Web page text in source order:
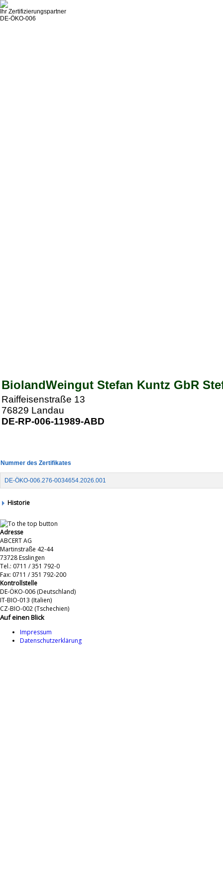
Ihr Zertifizierungspartner
DE-ÖKO-006
BiolandWeingut Stefan Kuntz GbR
Raiffeisenstraße 13
76829 Landau
DE-RP-006-11989-ABD
Nummer des Zertifikates
DE-ÖKO-006.276-0034654.2026.001
Historie
Adresse
ABCERT AG
Martinstraße 42-44
73728 Esslingen
Tel.: 0711 / 351 792-0
Fax: 0711 / 351 792-200
Kontrollstelle
DE-ÖKO-006 (Deutschland)
IT-BIO-013 (Italien)
CZ-BIO-002 (Tschechien)
Auf einen Blick
Impressum
Datenschutzerklärung